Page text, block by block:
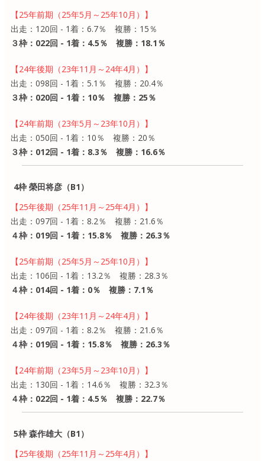
【25年前期（25年5月～25年10月）】
出走：120回 - 1着：6.7％ 複勝：15％
３枠：022回 - 1着：4.5％ 複勝：18.1％
【24年後期（23年11月～24年4月）】
出走：098回 - 1着：5.1％ 複勝：20.4％
３枠：020回 - 1着：10％ 複勝：25％
【24年前期（23年5月～23年10月）】
出走：050回 - 1着：10％ 複勝：20％
３枠：012回 - 1着：8.3％ 複勝：16.6％
4枠 榮田将彦（B1）
【25年後期（25年11月～25年4月）】
出走：097回 - 1着：8.2％ 複勝：21.6％
４枠：019回 - 1着：15.8％ 複勝：26.3％
【25年前期（25年5月～25年10月）】
出走：106回 - 1着：13.2％ 複勝：28.3％
４枠：014回 - 1着：0％ 複勝：7.1％
【24年後期（23年11月～24年4月）】
出走：097回 - 1着：8.2％ 複勝：21.6％
４枠：019回 - 1着：15.8％ 複勝：26.3％
【24年前期（23年5月～23年10月）】
出走：130回 - 1着：14.6％ 複勝：32.3％
４枠：022回 - 1着：4.5％ 複勝：22.7％
5枠 森作雄大（B1）
【25年後期（25年11月～25年4月）】